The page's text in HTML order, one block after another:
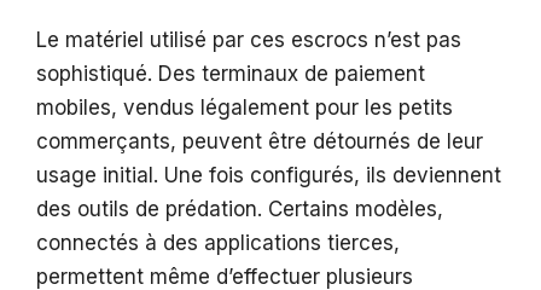
Le matériel utilisé par ces escrocs n’est pas
sophistiqué. Des terminaux de paiement
mobiles, vendus légalement pour les petits
commerçants, peuvent être détournés de leur
usage initial. Une fois configurés, ils deviennent
des outils de prédation. Certains modèles,
connectés à des applications tierces,
permettent même d’effectuer plusieurs